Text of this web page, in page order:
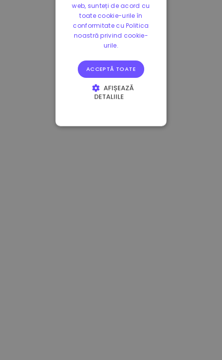
web, sunteți de acord cu
toate cookie-urile în
conformitate cu Politica
noastră privind cookie-
urile.
ACCEPTĂ TOATE
AFIȘEAZĂ
DETALIILE